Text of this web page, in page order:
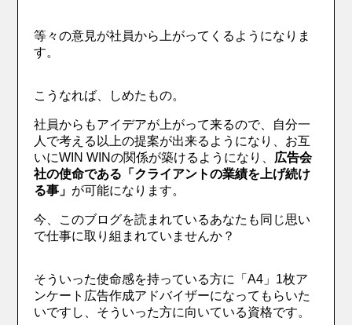
等々の意見が社員から上がってくるようになりま
す。
こうなれば、しめたもの。
社員からもアイデアが上がって来るので、自分一
人で考える以上の提案が出来るようになり、お互
いにWIN WINの関係が築けるようになり、 広告会
社の使命である「クライアントの業績を上げ続け
る事」 が可能になります。
今、このブログを読まれているあなたも同じ思い
で仕事に取り組まれていませんか？
そういった使命感を持っている方に「A4」1枚ア
ンケート広告作成アドバイザーになってもらいた
いですし、そういった方に向いている資格です。